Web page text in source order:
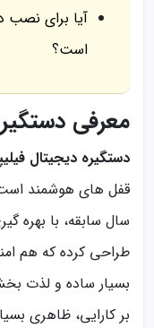
آیا برای نصب
است؟
معرفی
دستگیره دیجیتال
سال سابقه، با بهره
طراحی کرده که هم
بسیار ساده و لذت
بر کارایی، ظاهری